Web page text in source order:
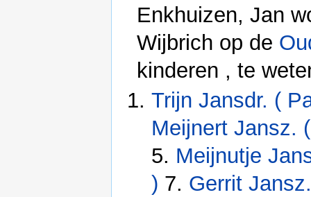
Enkhuizen, Jan
Wijbrich op de
kinderen , te
Trijn Jansdr. (
Meijnert Jansz.
5. Meijnutje
) 7. Gerrit